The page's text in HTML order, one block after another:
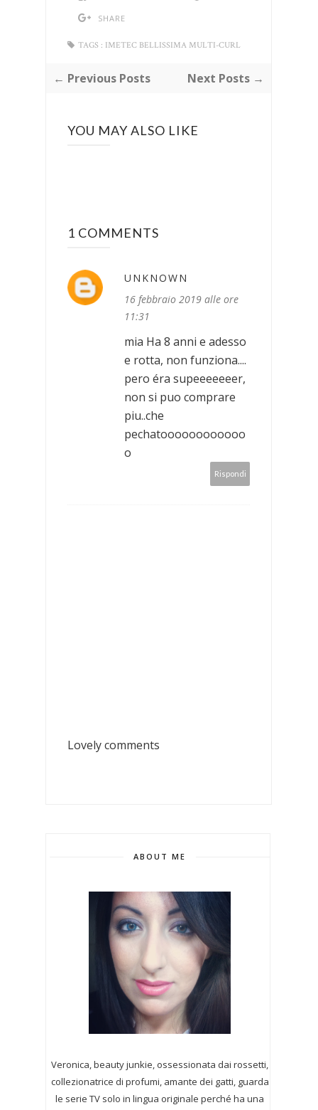
SHARE
TAGS : IMETEC BELLISSIMA MULTI-CURL
← Previous Posts Next Posts →
YOU MAY ALSO LIKE
1 COMMENTS
UNKNOWN
16 febbraio 2019 alle ore
11:31
mia Ha 8 anni e adesso
e rotta, non funziona....
pero éra supeeeeeeer,
non si puo comprare
piu..che
pechatoooooooooooo
o
Rispondi
Lovely comments
ABOUT ME
Veronica, beauty junkie, ossessionata dai rossetti,
collezionatrice di profumi, amante dei gatti, guarda
le serie TV solo in lingua originale perché ha una